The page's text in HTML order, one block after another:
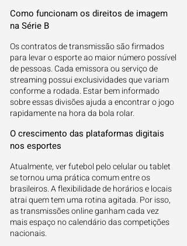
Como funcionam os direitos de imagem
na Série B
Os contratos de transmissão são firmados
para levar o esporte ao maior número possível
de pessoas. Cada emissora ou serviço de
streaming possui exclusividades que variam
conforme a rodada. Estar bem informado
sobre essas divisões ajuda a encontrar o jogo
rapidamente na hora da bola rolar.
O crescimento das plataformas digitais
nos esportes
Atualmente, ver futebol pelo celular ou tablet
se tornou uma prática comum entre os
brasileiros. A flexibilidade de horários e locais
atrai quem tem uma rotina agitada. Por isso,
as transmissões online ganham cada vez
mais espaço no calendário das competições
nacionais.